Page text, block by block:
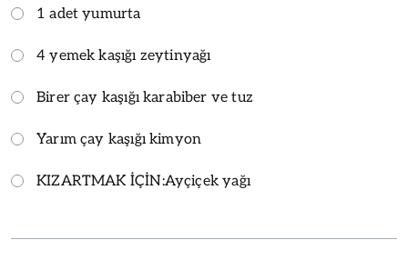
1 adet yumurta
4 yemek kaşığı zeytinyağı
Birer çay kaşığı karabiber ve tuz
Yarım çay kaşığı kimyon
KIZARTMAK İÇİN:Ayçiçek yağı